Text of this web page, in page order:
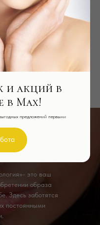
гости
это ваш
образа
Здесь заботятся
постоянными
и акций в
в Max!
предложений первыми